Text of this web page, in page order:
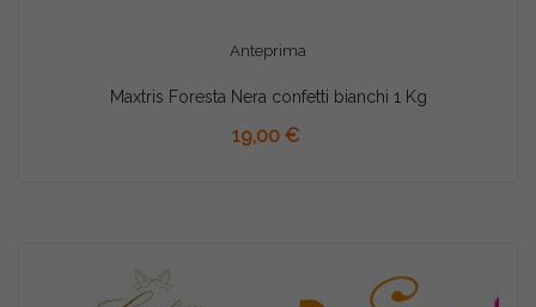
Anteprima
Maxtris Foresta Nera confetti bianchi 1 Kg
19,00 €